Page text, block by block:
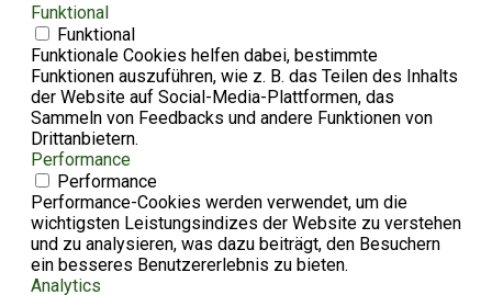
Funktional
Funktional
Funktionale Cookies helfen dabei, bestimmte
Funktionen auszuführen, wie z. B. das Teilen des Inhalts
der Website auf Social-Media-Plattformen, das
Sammeln von Feedbacks und andere Funktionen von
Drittanbietern.
Performance
Performance
Performance-Cookies werden verwendet, um die
wichtigsten Leistungsindizes der Website zu verstehen
und zu analysieren, was dazu beiträgt, den Besuchern
ein besseres Benutzererlebnis zu bieten.
Analytics